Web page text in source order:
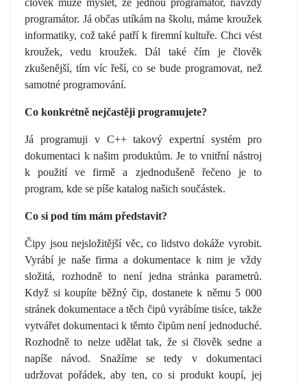
programátor. Já občas utíkám na školu, máme kroužek
informatiky, což také patří k firemní kultuře. Chci vést
kroužek, vedu kroužek. Dál také čím je člověk
zkušenější, tím víc řeší, co se bude programovat, než
samotné programování.
Co konkrétně nejčastěji programujete?
Já programuji v C++ takový expertní systém pro
dokumentaci k našim produktům. Je to vnitřní nástroj
k použití ve firmě a zjednodušeně řečeno je to
program, kde se píše katalog našich součástek.
Co si pod tím mám představit?
Čipy jsou nejsložitější věc, co lidstvo dokáže vyrobit.
Vyrábí je naše firma a dokumentace k nim je vždy
složitá, rozhodně to není jedna stránka parametrů.
Když si koupíte běžný čip, dostanete k němu 5 000
stránek dokumentace a těch čipů vyrábíme tisíce, takže
vytvářet dokumentaci k těmto čipům není jednoduché.
Rozhodně to nelze udělat tak, že si člověk sedne a
napíše návod. Snažíme se tedy v dokumentaci
udržovat pořádek, aby ten, co si produkt koupí, jej